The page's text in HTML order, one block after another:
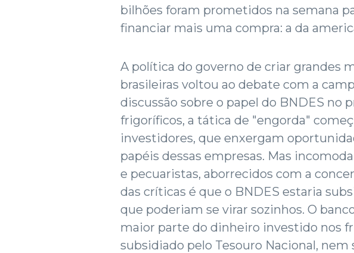
bilhões foram prometidos na semana
financiar mais uma compra: a da
A política do governo de criar grandes
brasileiras voltou ao debate com a
discussão sobre o papel do BNDES no
frigoríficos, a tática de "engorda"
investidores, que enxergam
papéis dessas empresas. Mas
e pecuaristas, aborrecidos com a
das críticas é que o BNDES estaria
que poderiam se virar sozinhos. O
maior parte do dinheiro investido nos
subsidiado pelo Tesouro Nacional, nem